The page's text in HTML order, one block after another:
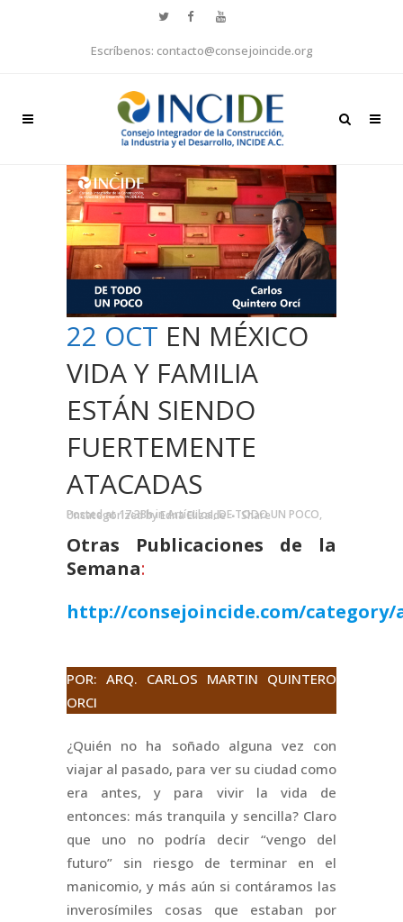
Escríbenos: contacto@consejoincide.org
22 OCT EN MÉXICO
VIDA Y FAMILIA
ESTÁN SIENDO
FUERTEMENTE
ATACADAS
Posted at 17:38hinArtículos,DE TODO UN POCO,
Uncategorized byEdna Elizalde Share
Otras Publicaciones de la
Semana:
http://consejoincide.com/
POR: ARQ. CARLOS MARTIN QUINTERO
ORCI
¿Quién no ha soñado alguna vez con
viajar al pasado, para ver su ciudad como
era antes, y para vivir la vida de
entonces: más tranquila y sencilla? Claro
que uno no podría decir “vengo del
futuro” sin riesgo de terminar en el
manicomio, y más aún si contáramos las
inverosímiles cosas que estaban por